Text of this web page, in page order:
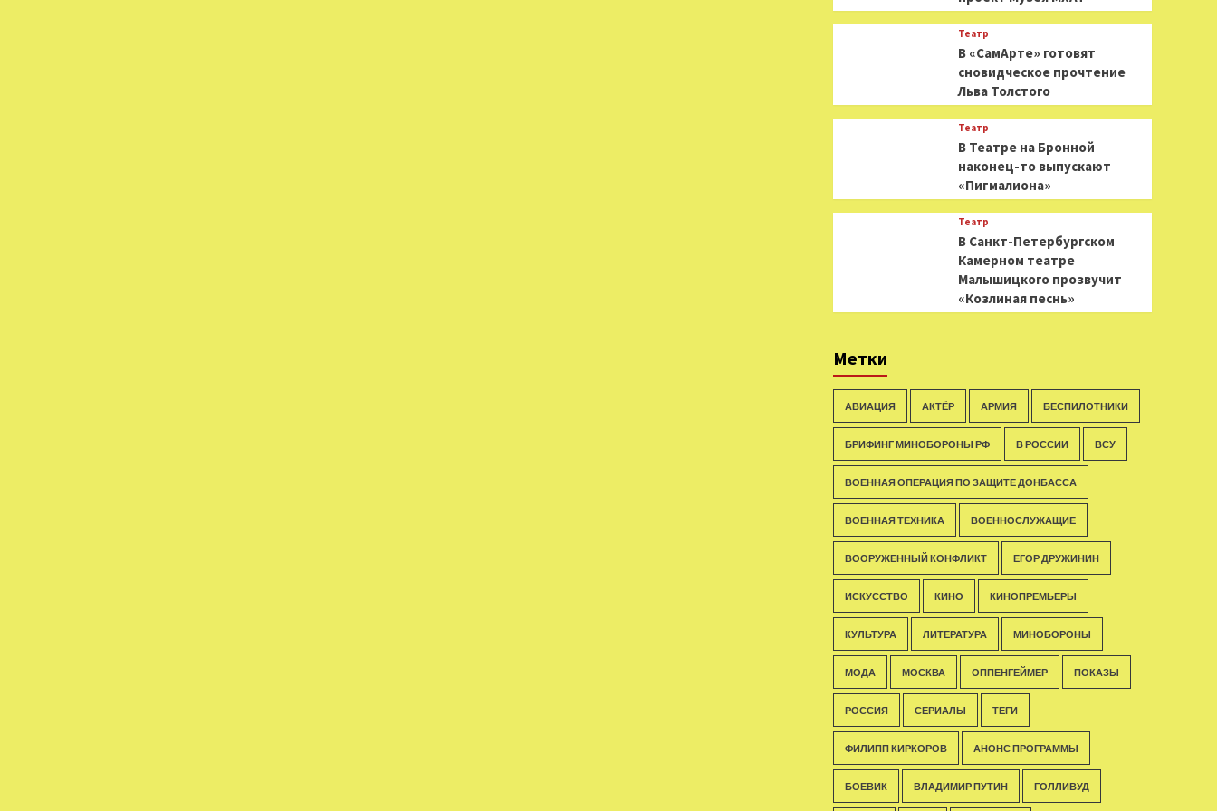
Театр
В «СамАрте» готовят
сновидческое прочтение
Льва Толстого
Театр
В Театре на Бронной
наконец-то выпускают
«Пигмалиона»
Театр
В Санкт-Петербургском
Камерном театре
Малышицкого прозвучит
«Козлиная песнь»
Метки
АВИАЦИЯ АКТЁР АРМИЯ БЕСПИЛОТНИКИ
БРИФИНГ МИНОБОРОНЫ РФ В РОССИИ ВСУ
ВОЕННАЯ ОПЕРАЦИЯ ПО ЗАЩИТЕ ДОНБАССА
ВОЕННАЯ ТЕХНИКА ВОЕННОСЛУЖАЩИЕ
ВООРУЖЕННЫЙ КОНФЛИКТ ЕГОР ДРУЖИНИН
ИСКУССТВО КИНО КИНОПРЕМЬЕРЫ
КУЛЬТУРА ЛИТЕРАТУРА МИНОБОРОНЫ
МОДА МОСКВА ОППЕНГЕЙМЕР ПОКАЗЫ
РОССИЯ СЕРИАЛЫ ТЕГИ
ФИЛИПП КИРКОРОВ АНОНС ПРОГРАММЫ
БОЕВИК ВЛАДИМИР ПУТИН ГОЛЛИВУД